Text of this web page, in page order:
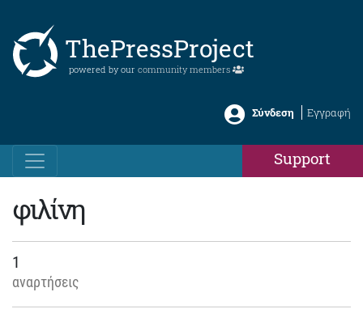
ThePressProject
powered by our community members
Σύνδεση Εγγραφή
Support
φιλίνη
1
αναρτήσεις